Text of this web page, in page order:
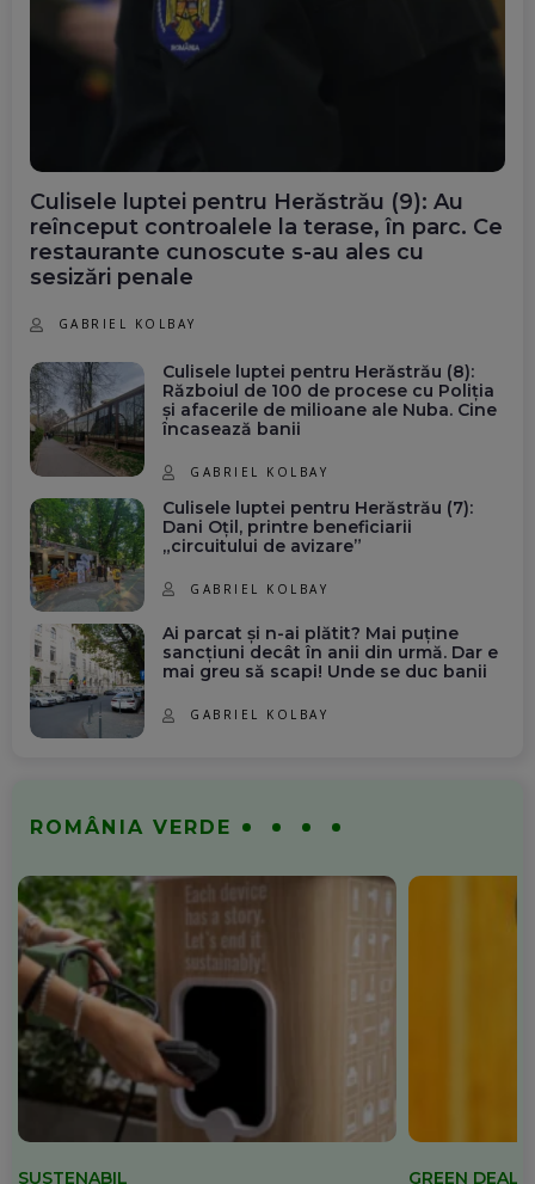
Culisele luptei pentru Herăstrău (9): Au
reînceput controalele la terase, în parc. Ce
restaurante cunoscute s-au ales cu
sesizări penale
GABRIEL KOLBAY
Culisele luptei pentru Herăstrău (8):
Războiul de 100 de procese cu Poliția
și afacerile de milioane ale Nuba. Cine
încasează banii
GABRIEL KOLBAY
Culisele luptei pentru Herăstrău (7):
Dani Oțil, printre beneficiarii
„circuitului de avizare”
GABRIEL KOLBAY
Ai parcat și n-ai plătit? Mai puține
sancțiuni decât în anii din urmă. Dar e
mai greu să scapi! Unde se duc banii
GABRIEL KOLBAY
ROMÂNIA VERDE
SUSTENABIL GREEN DEAL